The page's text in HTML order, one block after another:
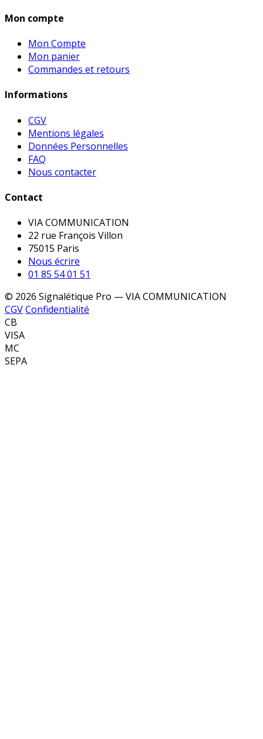
Mon compte
Mon Compte
Mon panier
Commandes et retours
Informations
CGV
Mentions légales
Données Personnelles
FAQ
Nous contacter
Contact
VIA COMMUNICATION
22 rue François Villon
75015 Paris
Nous écrire
01 85 54 01 51
© 2026 Signalétique Pro — VIA COMMUNICATION
CGVConfidentialité
CB
VISA
MC
SEPA